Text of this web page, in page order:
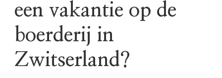
een vakantie op de
boerderij in
Zwitserland?